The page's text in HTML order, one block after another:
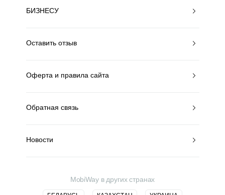
БИЗНЕСУ
Оставить отзыв
Оферта и правила сайта
Обратная связь
Новости
MobiWay в других странах